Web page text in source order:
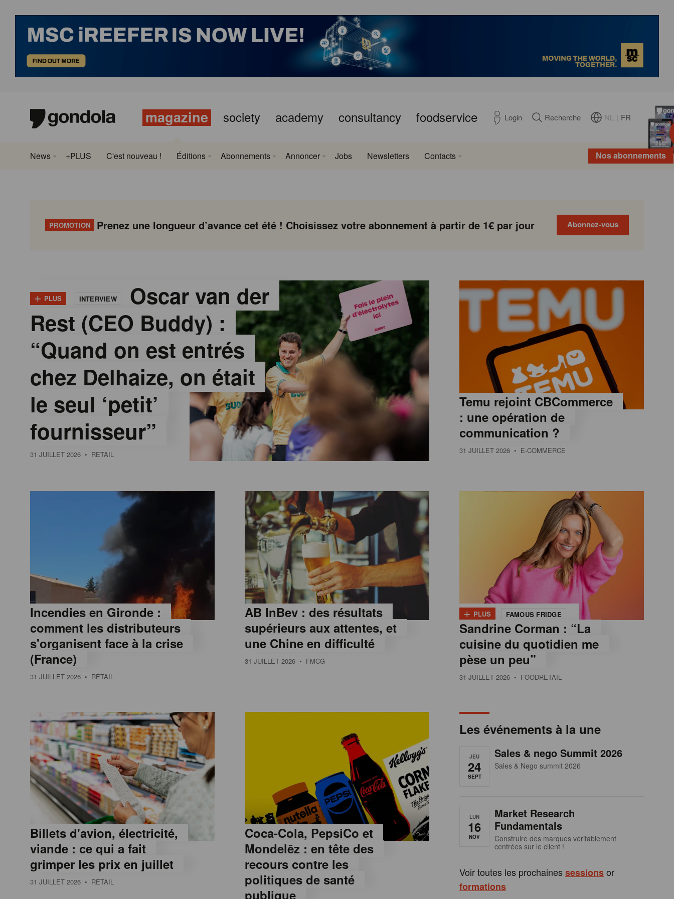
magazine society academy consultancy foodservice Login Recherche NL FR
Nos abonnements
News +PLUS C'est nouveau ! Éditions Abonnements Annoncer Jobs Newsletters Contacts
PROMOTION Prenez une longueur d’avance cet été ! Choisissez votre abonnement à partir de 1€ par jour Abonnez-vous
+ PLUS INTERVIEW
Oscar van der
Rest (CEO Buddy) :
“Quand on est entrés
chez Delhaize, on était
le seul ‘petit’
fournisseur”
31 JUILLET 2026 • RETAIL
Temu rejoint CBCommerce
: une opération de
communication ?
31 JUILLET 2026 • E-COMMERCE
Incendies en Gironde :
comment les distributeurs
s'organisent face à la crise
(France)
31 JUILLET 2026 • RETAIL
AB InBev : des résultats
supérieurs aux attentes, et
une Chine en difficulté
31 JUILLET 2026 • FMCG
+ PLUS FAMOUS FRIDGE
Sandrine Corman : “La
cuisine du quotidien me
pèse un peu”
31 JUILLET 2026 • FOODRETAIL
Billets d'avion, électricité,
viande : ce qui a fait
grimper les prix en juillet
31 JUILLET 2026 • RETAIL
Coca-Cola, PepsiCo et
Mondelēz : en tête des
recours contre les
politiques de santé
publique
Les événements à la une
JEU
24
SEPT
Sales & nego Summit 2026
Sales & Nego summit 2026
LUN
16
NOV
Market Research
Fundamentals
Construire des marques véritablement
centrées sur le client !
Voir toutes les prochaines sessionsor
formations